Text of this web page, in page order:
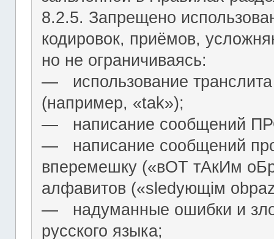
8.2.5. Запрещено
кодировок, приёмов,
но не ограничиваясь:
― использование
(например, «tak»);
― написание сообщений
― написание сообщений
вперемешку («вОТ тАкИм
алфавитов («slеdующiм
― надуманные ошибки и
русского языка;